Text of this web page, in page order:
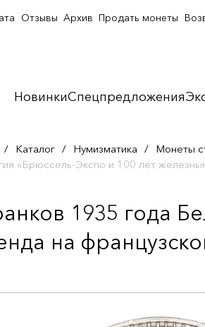
НовинкиСпецпредложения
Отзывы Архив Продать монеты
/ Каталог / Нумизматика / Монеты
«Брюссель-Экспо и 100 лет
1935 года
на